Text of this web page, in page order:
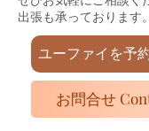
出張も承っております。
ユーファイを予
お問合せ